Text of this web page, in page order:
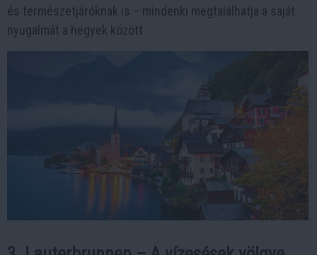
és természetjáróknak is – mindenki megtalálhatja a saját
nyugalmát a hegyek között.